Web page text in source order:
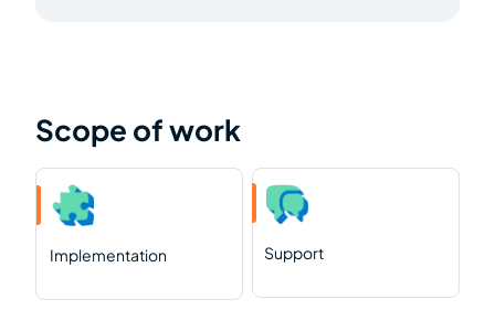
Scope of work
Implementation Support